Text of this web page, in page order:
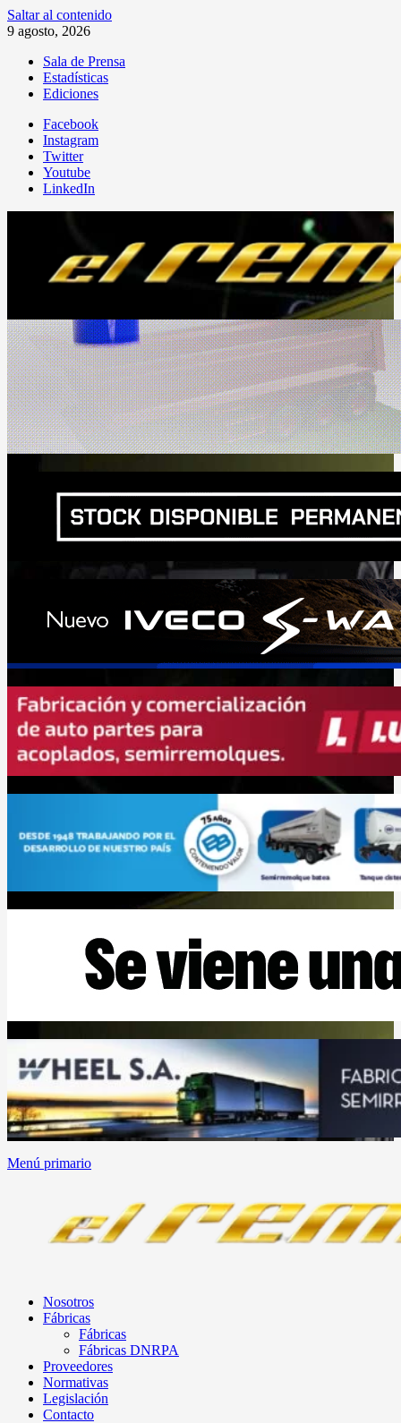
Saltar al contenido
9 agosto, 2026
Sala de Prensa
Estadísticas
Ediciones
Facebook
Instagram
Twitter
Youtube
LinkedIn
Menú primario
Nosotros
Fábricas
Fábricas
Fábricas DNRPA
Proveedores
Normativas
Legislación
Contacto